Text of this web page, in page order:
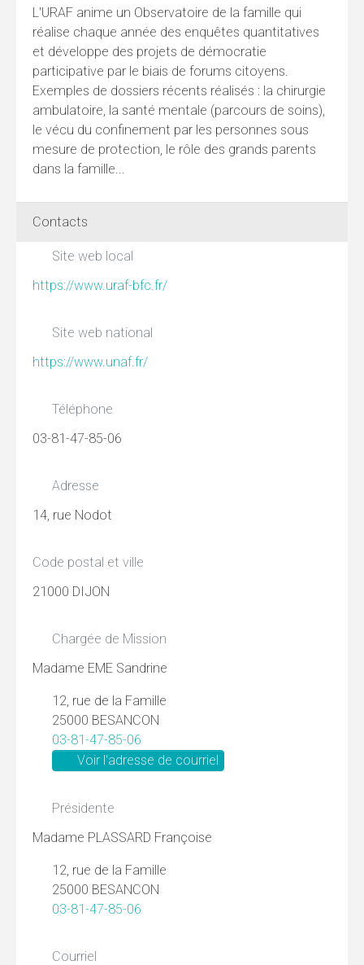
L'URAF anime un Observatoire de la famille qui
réalise chaque année des enquêtes quantitatives
et développe des projets de démocratie
participative par le biais de forums citoyens.
Exemples de dossiers récents réalisés : la chirurgie
ambulatoire, la santé mentale (parcours de soins),
le vécu du confinement par les personnes sous
mesure de protection, le rôle des grands parents
dans la famille...
Contacts
Site web local
https://www.uraf-bfc.fr/
Site web national
https://www.unaf.fr/
Téléphone
03-81-47-85-06
Adresse
14, rue Nodot
Code postal et ville
21000 DIJON
Chargée de Mission
Madame EME Sandrine
12, rue de la Famille
25000 BESANCON
03-81-47-85-06
Voir l'adresse de courriel
Présidente
Madame PLASSARD Françoise
12, rue de la Famille
25000 BESANCON
03-81-47-85-06
Courriel